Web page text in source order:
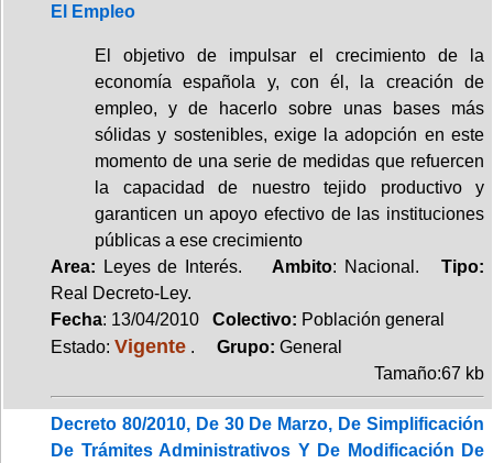
El Empleo
El objetivo de impulsar el crecimiento de la
economía española y, con él, la creación de
empleo, y de hacerlo sobre unas bases más
sólidas y sostenibles, exige la adopción en este
momento de una serie de medidas que refuercen
la capacidad de nuestro tejido productivo y
garanticen un apoyo efectivo de las instituciones
públicas a ese crecimiento
Area: Leyes de Interés. Ambito: Nacional.Tipo:
Real Decreto-Ley.
Fecha: 13/04/2010 Colectivo: Población general
Estado: Vigente . Grupo: General
Tamaño:67 kb
Decreto 80/2010, De 30 De Marzo, De Simplificación
De Trámites Administrativos Y De Modificación De